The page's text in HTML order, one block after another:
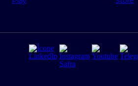
Regras e Parâmetros de Atuação
Segurança da Informação
Tarifas e serviços Pessoa Física
Derivativos
Agronegócios